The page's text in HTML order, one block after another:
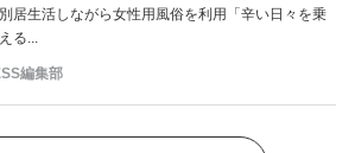
居生活しながら女性用風俗を利用「辛い日々を乗
る...
編集部